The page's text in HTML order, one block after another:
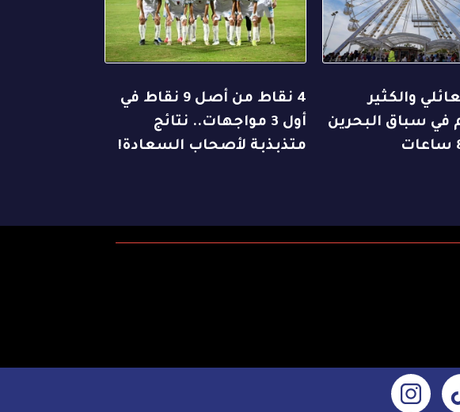
والكثير
في سباق البحرين
4 نقاط من أصل 9 نقاط في
أول 3 مواجهات.. نتائج
متذبذبة لأصحاب السعادة!